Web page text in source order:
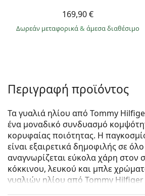
169,90 €
Δωρεάν μεταφορικά& άμεσα διαθέσιμο
Περιγραφή προϊόντος
Τα γυαλιά ηλίου από Tommy
ένα μοναδικό συνδυασμό
κορυφαίας ποιότητας. Η
είναι εξαιρετικά δημοφιλής σε
αναγνωρίζεται εύκολα χάρη στον
κόκκινου, λευκού και μπλε
γυαλιών ηλίου από Tommy